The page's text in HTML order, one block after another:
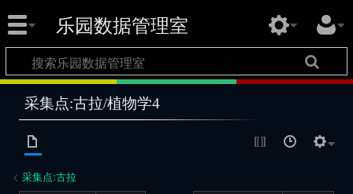
乐园数据管理室
采集点:古拉/植物学4
< 采集点:古拉